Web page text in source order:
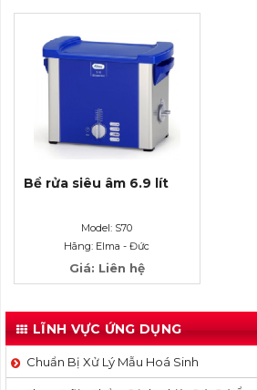
Bể rửa siêu âm 6.9 lít
Model: S70
Hãng: Elma - Đức
Giá: Liên hệ
LĨNH VỰC ỨNG DỤNG
Chuẩn Bị Xử Lý Mẫu Hoá Sinh